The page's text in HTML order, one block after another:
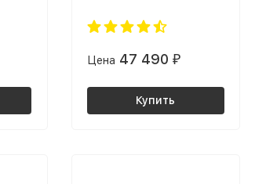
Цена 47 490 ₽
Купить